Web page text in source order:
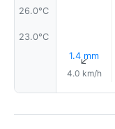
26.0°C
23.0°C
1.4 mm
↑
4.0 km/h